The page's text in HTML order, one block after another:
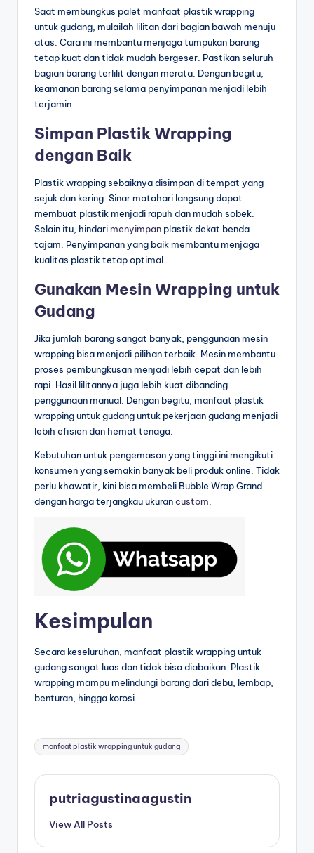
Saat membungkus palet manfaat plastik wrapping
untuk gudang, mulailah lilitan dari bagian bawah menuju
atas. Cara ini membantu menjaga tumpukan barang
tetap kuat dan tidak mudah bergeser. Pastikan seluruh
bagian barang terlilit dengan merata. Dengan begitu,
keamanan barang selama penyimpanan menjadi lebih
terjamin.
Simpan Plastik Wrapping
dengan Baik
Plastik wrapping sebaiknya disimpan di tempat yang
sejuk dan kering. Sinar matahari langsung dapat
membuat plastik menjadi rapuh dan mudah sobek.
Selain itu, hindari menyimpan plastik dekat benda
tajam. Penyimpanan yang baik membantu menjaga
kualitas plastik tetap optimal.
Gunakan Mesin Wrapping untuk
Gudang
Jika jumlah barang sangat banyak, penggunaan mesin
wrapping bisa menjadi pilihan terbaik. Mesin membantu
proses pembungkusan menjadi lebih cepat dan lebih
rapi. Hasil lilitannya juga lebih kuat dibanding
penggunaan manual. Dengan begitu, manfaat plastik
wrapping untuk gudang untuk pekerjaan gudang menjadi
lebih efisien dan hemat tenaga.
Kebutuhan untuk pengemasan yang tinggi ini mengikuti
konsumen yang semakin banyak beli produk online. Tidak
perlu khawatir, kini bisa membeli Bubble Wrap Grand
dengan harga terjangkau ukurancustom
Kesimpulan
Secara keseluruhan, manfaat plastik wrapping untuk
gudang sangat luas dan tidak bisa diabaikan. Plastik
wrapping mampu melindungi barang dari debu, lembap,
benturan, hingga korosi.
manfaat plastik wrapping untuk gudang
putriagustinaagustin
View All Posts